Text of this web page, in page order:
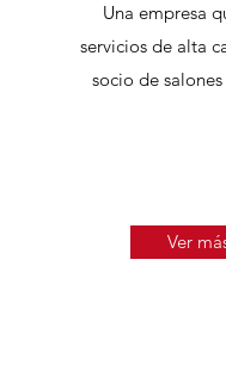
Una empresa
servicios de alta
socio de
Ver